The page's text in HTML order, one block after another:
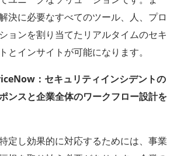
決に必要なすべてのツール、人、プロ
ョンを割り当てたリアルタイムのセキ
とインサイトが可能になります。
：セキュリティインシデントの
ンスと企業全体のワークフロー設計を
定し効果的に対応するためには、事業